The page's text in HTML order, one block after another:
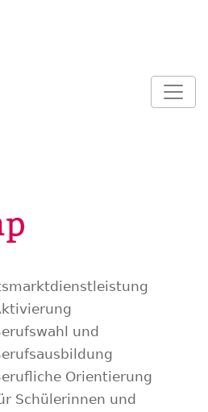
und
Orientierung
Schülerinnen und